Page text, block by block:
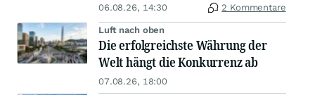
06.08.26, 14:30 2 Kommentare
Luft nach oben
Die erfolgreichste Währung der
Welt hängt die Konkurrenz ab
07.08.26, 18:00